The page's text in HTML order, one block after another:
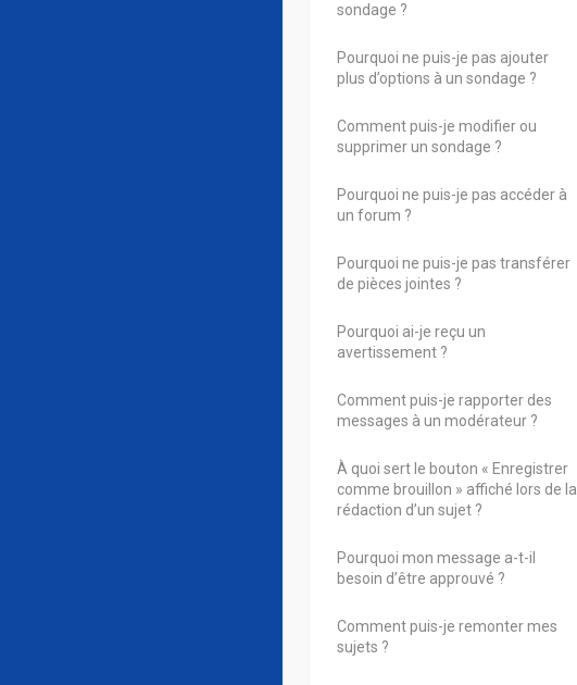
sondage ?
Pourquoi ne puis-je pas ajouter
plus d’options à un sondage ?
Comment puis-je modifier ou
supprimer un sondage ?
Pourquoi ne puis-je pas accéder à
un forum ?
Pourquoi ne puis-je pas transférer
de pièces jointes ?
Pourquoi ai-je reçu un
avertissement ?
Comment puis-je rapporter des
messages à un modérateur ?
À quoi sert le bouton « Enregistrer
comme brouillon » affiché lors de la
rédaction d’un sujet ?
Pourquoi mon message a-t-il
besoin d’être approuvé ?
Comment puis-je remonter mes
sujets ?